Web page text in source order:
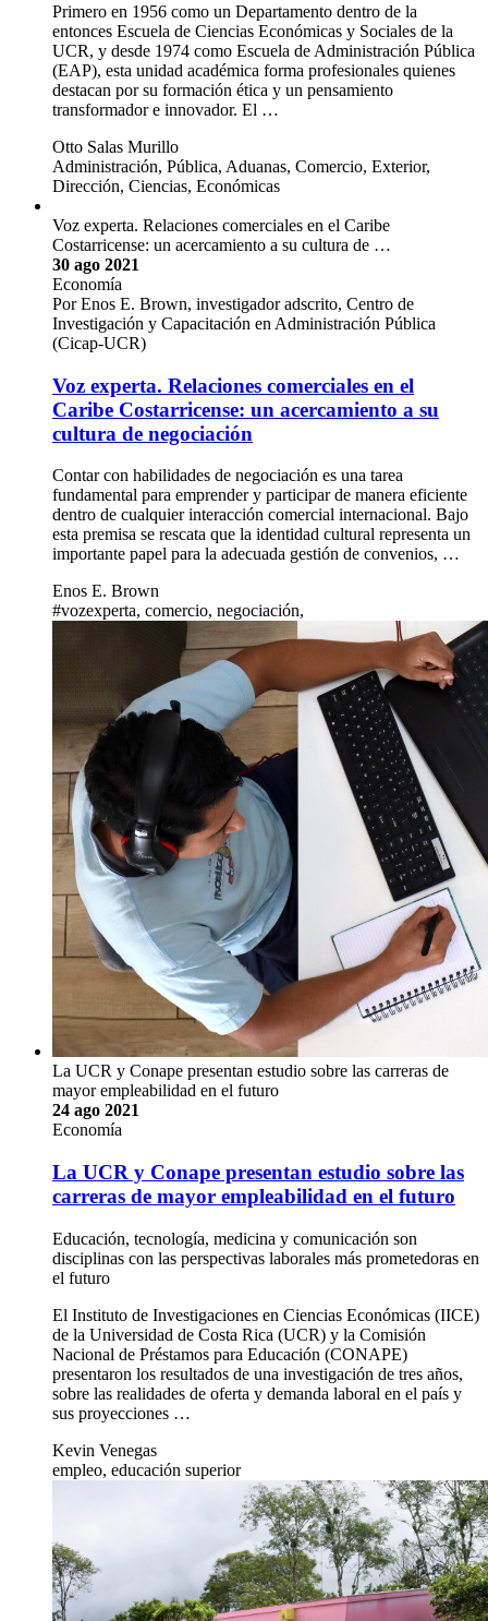
Primero en 1956 como un Departamento dentro de la
entonces Escuela de Ciencias Económicas y Sociales de la
UCR, y desde 1974 como Escuela de Administración Pública
(EAP), esta unidad académica forma profesionales quienes
destacan por su formación ética y un pensamiento
transformador e innovador. El …
Otto Salas Murillo
Administración, Pública, Aduanas, Comercio, Exterior,
Dirección, Ciencias, Económicas
Voz experta. Relaciones comerciales en el Caribe
Costarricense: un acercamiento a su cultura de …
30 ago 2021
Economía
Por Enos E. Brown, investigador adscrito, Centro de
Investigación y Capacitación en Administración Pública
(Cicap-UCR)
Voz experta. Relaciones comerciales en el
Caribe Costarricense: un acercamiento a su
cultura de negociación
Contar con habilidades de negociación es una tarea
fundamental para emprender y participar de manera eficiente
dentro de cualquier interacción comercial internacional. Bajo
esta premisa se rescata que la identidad cultural representa un
importante papel para la adecuada gestión de convenios, …
Enos E. Brown
#vozexperta, comercio, negociación,
La UCR y Conape presentan estudio sobre las carreras de
mayor empleabilidad en el futuro
24 ago 2021